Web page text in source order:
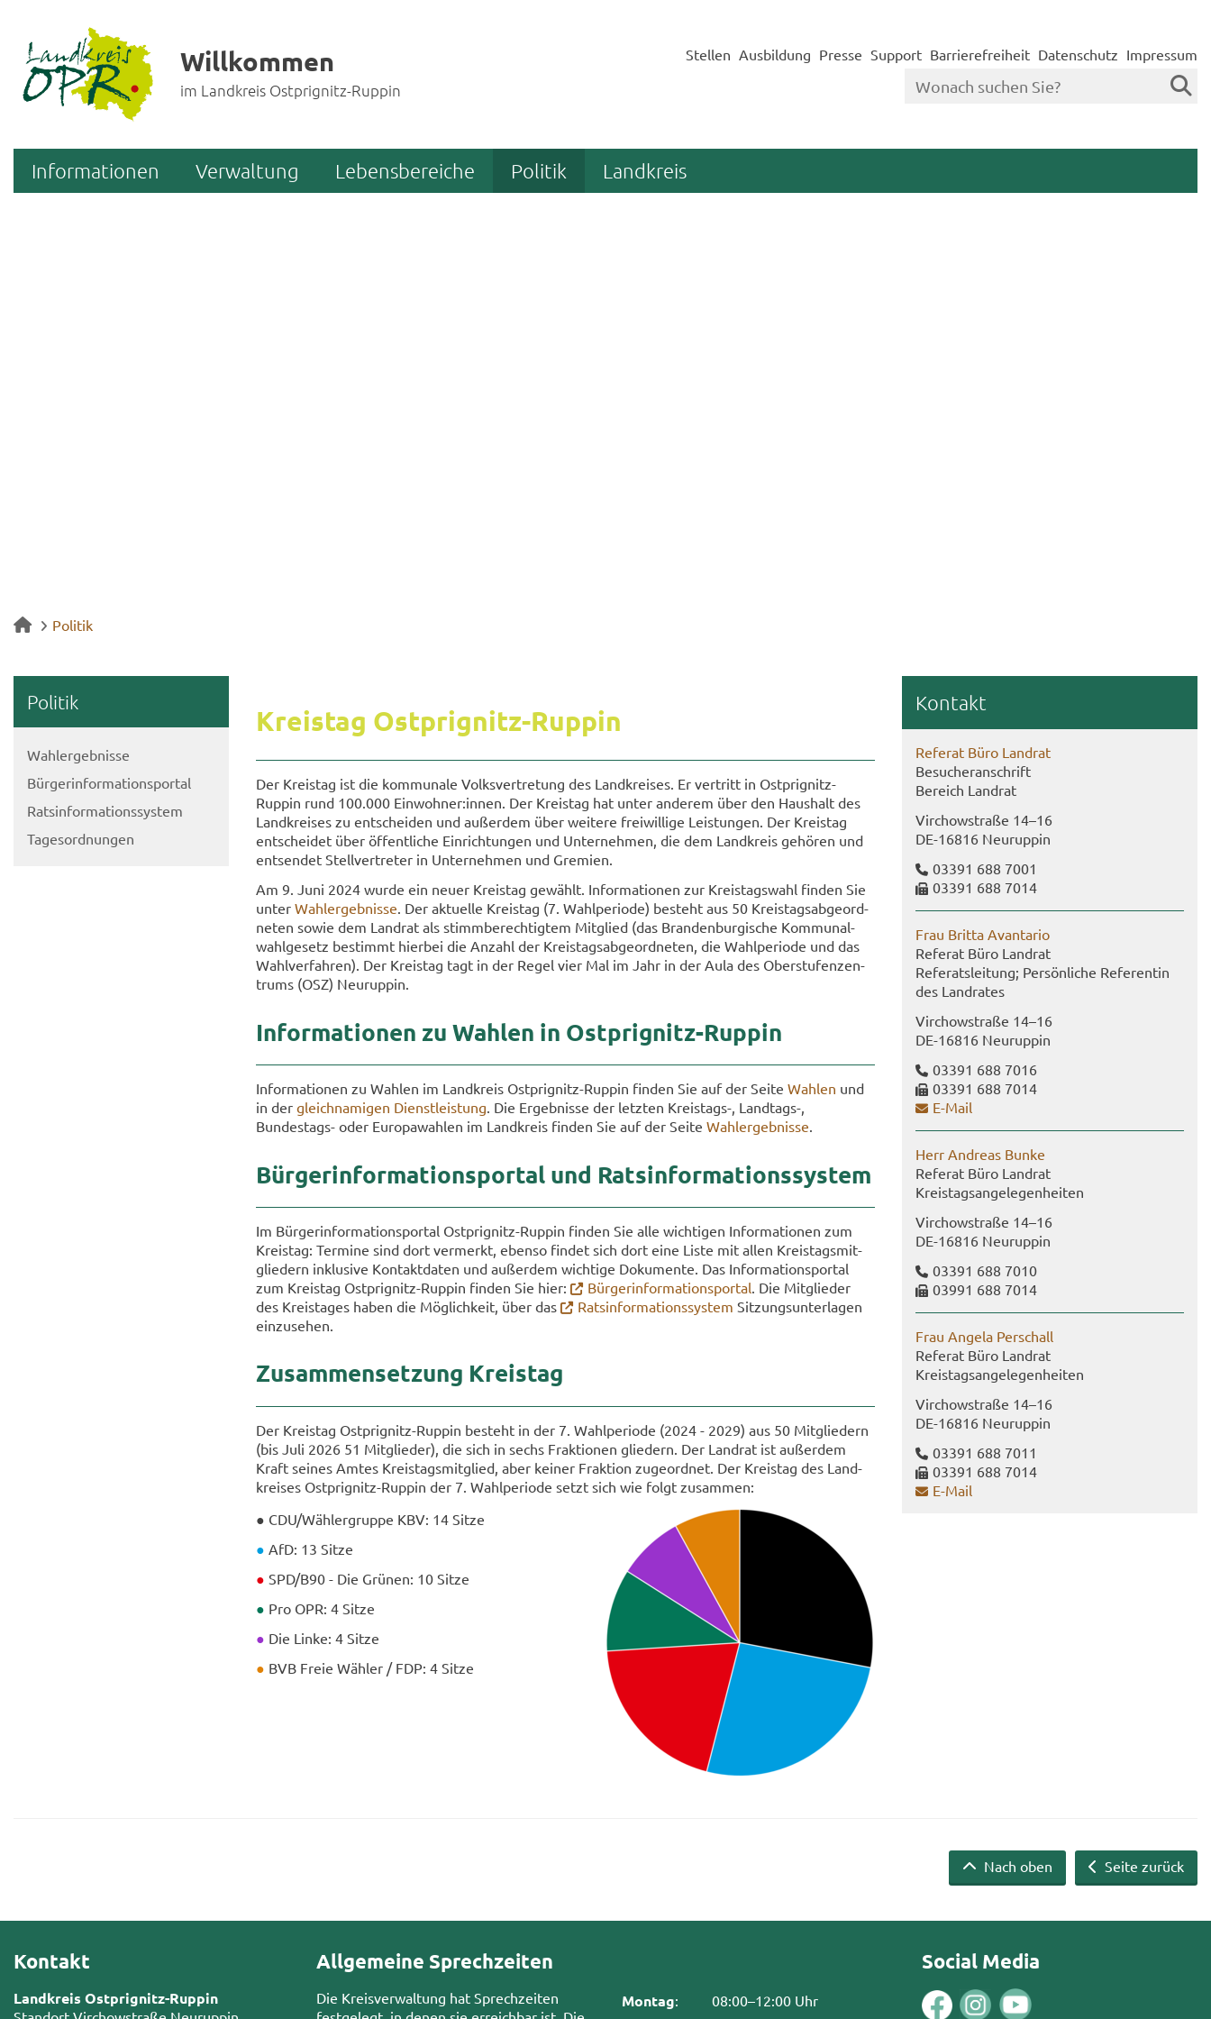
Willkommen
im Landkreis Ostprignitz-Ruppin
Stellen Ausbildung Presse Support Barrierefreiheit Datenschutz Impressum
Informationen Verwaltung Lebensbereiche Politik Landkreis
Politik
Po­li­tik
Wahl­er­geb­nis­se
Bür­ger­infor­ma­ti­ons­por­tal
Rats­in­for­ma­ti­ons­sys­tem
Ta­ges­ord­nun­gen
Kreis­tag Ostprignitz-​Ruppin
Der Kreis­tag ist die kom­mu­na­le Volks­ver­tre­tung des Land­krei­ses. Er ver­tritt in Ostprignitz-​
Ruppin rund 100.000 Ein­woh­ner:innen. Der Kreis­tag hat unter an­de­rem über den Haus­halt des
Land­krei­ses zu ent­schei­den und au­ßer­dem über wei­te­re frei­wil­li­ge Leis­tun­gen. Der Kreis­tag
ent­schei­det über öf­fent­li­che Ein­rich­tun­gen und Un­ter­neh­men, die dem Land­kreis ge­hö­ren und
ent­sen­det Stell­ver­tre­ter in Un­ter­neh­men und Gre­mi­en.
Am 9. Juni 2024 wurde ein neuer Kreis­tag ge­wählt. In­for­ma­tio­nen zur Kreis­tags­wahl fin­den Sie
unter Wahl­er­geb­nis­se. Der ak­tu­el­le Kreis­tag (7. Wahl­pe­ri­ode) be­steht aus 50 Kreis­tags­ab­ge­ord­
ne­ten sowie dem Land­rat als stimm­be­rech­tig­tem Mit­glied (das Bran­den­bur­gi­sche Kom­mu­nal­
wahl­ge­setz be­stimmt hier­bei die An­zahl der Kreis­tags­ab­ge­ord­ne­ten, die Wahl­pe­ri­ode und das
Wahl­ver­fah­ren). Der Kreis­tag tagt in der Regel vier Mal im Jahr in der Aula des Ober­stu­fen­zen­
trums (OSZ) Neu­rup­pin.
In­for­ma­tio­nen zu Wah­len in Ostprignitz-​Ruppin
In­for­ma­tio­nen zu Wah­len im Land­kreis Ostprignitz-​Ruppin fin­den Sie auf der Seite Wah­len und
in der gleich­na­mi­gen Dienst­leis­tung . Die Er­geb­nis­se der letz­ten Kreistags-​, Landtags-​,
Bundestags-​ oder Eu­ro­pa­wah­len im Land­kreis fin­den Sie auf der Seite Wahl­er­geb­nis­se
Bür­ger­infor­ma­ti­ons­por­tal und Rats­in­for­ma­ti­ons­sys­tem
Im Bür­ger­infor­ma­ti­ons­por­tal Ostprignitz-​Ruppin fin­den Sie alle wich­ti­gen In­for­ma­tio­nen zum
Kreis­tag: Ter­mi­ne sind dort ver­merkt, eben­so fin­det sich dort eine Liste mit allen Kreis­tags­mit­
glie­dern in­klu­si­ve Kon­takt­da­ten und au­ßer­dem wich­ti­ge Do­ku­men­te. Das In­for­ma­ti­ons­por­tal
zum Kreis­tag Ostprignitz-​Ruppin fin­den Sie hier:
Bür­ger­infor­ma­ti­ons­por­tal . Die Mit­glie­der
des Kreis­ta­ges haben die Mög­lich­keit, über das
Rats­in­for­ma­ti­ons­sys­tem Sit­zungs­un­ter­la­gen
ein­zu­se­hen.
Zu­sam­men­set­zung Kreis­tag
Der Kreis­tag Ostprignitz-​Ruppin be­steht in der 7. Wahl­pe­ri­ode (2024 - 2029) aus 50 Mit­glie­dern
(bis Juli 2026 51 Mit­glie­der), die sich in sechs Frak­tio­nen glie­dern. Der Land­rat ist au­ßer­dem
Kraft sei­nes Amtes Kreis­tags­mit­glied, aber kei­ner Frak­ti­on zu­ge­ord­net. Der Kreis­tag des Land­
krei­ses Ostprignitz-​Ruppin der 7. Wahl­pe­ri­ode setzt sich wie folgt zu­sam­men:
● CDU/Wäh­ler­grup­pe KBV: 14 Sitze
● AfD: 13 Sitze
● SPD/B90 - Die Grü­nen: 10 Sitze
● Pro OPR: 4 Sitze
● Die Linke: 4 Sitze
● BVB Freie Wäh­ler / FDP: 4 Sitze
Kon­takt
Re­fe­rat Büro Land­rat
Be­su­cher­an­schrift
Be­reich Land­rat
Virch­ow­stra­ße 14–16
DE-​16816 Neu­rup­pin
03391 688 7001
03391 688 7014
Frau Brit­ta Avan­t­a­rio
Re­fe­rat Büro Land­rat
Re­fe­rats­lei­tung; Per­sön­li­che Re­fe­ren­tin
des Land­ra­tes
Virch­ow­stra­ße 14–16
DE-​16816 Neu­rup­pin
03391 688 7016
03391 688 7014
E-​Mail
Herr An­dre­as Bunke
Re­fe­rat Büro Land­rat
Kreis­tags­an­ge­le­gen­hei­ten
Virch­ow­stra­ße 14–16
DE-​16816 Neu­rup­pin
03391 688 7010
03991 688 7014
Frau An­ge­la Per­schall
Re­fe­rat Büro Land­rat
Kreis­tags­an­ge­le­gen­hei­ten
Virch­ow­stra­ße 14–16
DE-​16816 Neu­rup­pin
03391 688 7011
03391 688 7014
E-​Mail
Seite zurück
Nach oben
Kontakt
Landkreis Ostprignitz-Ruppin
Allgemeine Sprechzeiten
Die Kreisverwaltung hat Sprechzeiten
Montag: 08:00–12:00 Uhr
Social Media